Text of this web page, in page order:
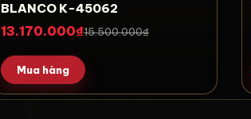
BLANCO K-45062
13.170.000₫15.500.000₫
Mua hàng